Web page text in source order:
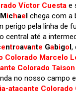
Víctor Cuesta e
Michael chega com a
perigo pela linha de
central até a
entroavante Gabigol,
Colorado Marcelo
Colorado Taison
no nosso campo
atacante Colorado